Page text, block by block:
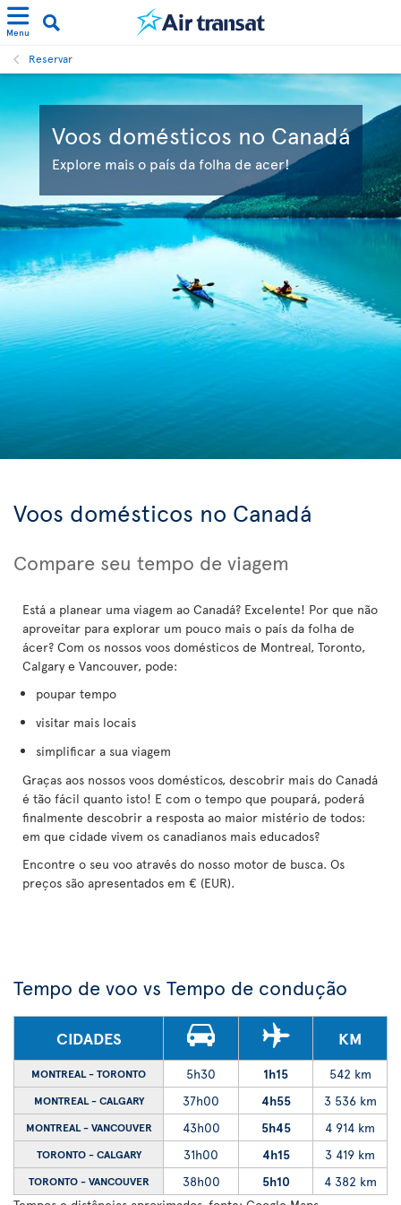
Menu
Reservar
Voos domésticos no Canadá
Explore mais o país da folha de acer!
Voos domésticos no Canadá
Compare seu tempo de viagem
Está a planear uma viagem ao Canadá? Excelente! Por que não
aproveitar para explorar um pouco mais o país da folha de
ácer? Com os nossos voos domésticos de Montreal, Toronto,
Calgary e Vancouver, pode:
poupar tempo
visitar mais locais
simplificar a sua viagem
Graças aos nossos voos domésticos, descobrir mais do Canadá
é tão fácil quanto isto! E com o tempo que poupará, poderá
finalmente descobrir a resposta ao maior mistério de todos:
em que cidade vivem os canadianos mais educados?
Encontre o seu voo através do nosso motor de busca. Os
preços são apresentados em € (EUR).
Tempo de voo vs Tempo de condução
CIDADES KM
MONTREAL - TORONTO 5h30 1h15 542 km
MONTREAL - CALGARY 37h00 4h55 3 536 km
MONTREAL - VANCOUVER 43h00 5h45 4 914 km
TORONTO - CALGARY 31h00 4h15 3 419 km
TORONTO - VANCOUVER 38h00 5h10
4 382 km